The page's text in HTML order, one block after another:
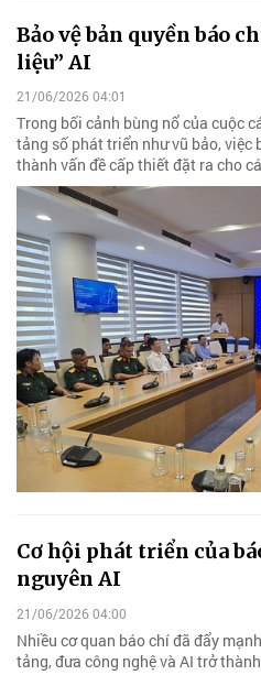
Bảo vệ bản quyền báo
liệu” AI
21/06/2026 04:01
Trong bối cảnh bùng nổ của cuộc
tảng số phát triển như vũ bảo, việc
thành vấn đề cấp thiết đặt ra cho
Cơ hội phát triển của
nguyên AI
21/06/2026 04:00
Nhiều cơ quan báo chí đã đẩy
tảng, đưa công nghệ và AI trở